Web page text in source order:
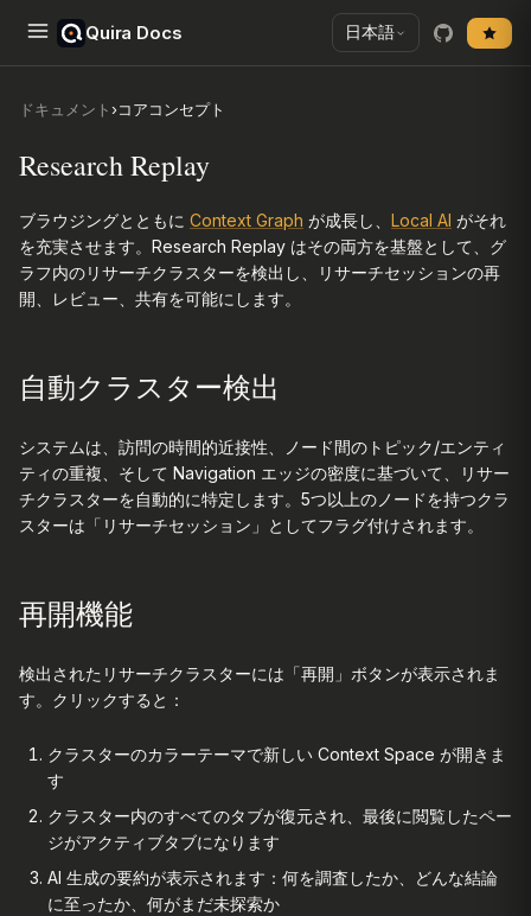
Quira Docs 日本語
ドキュメント›コアコンセプト
Research Replay
ブラウジングとともに Context Graph が成長し、 Local AI がそれ
を充実させます。Research Replay はその両方を基盤として、グ
ラフ内のリサーチクラスターを検出し、リサーチセッションの再
開、レビュー、共有を可能にします。
自動クラスター検出
システムは、訪問の時間的近接性、ノード間のトピック/エンティ
ティの重複、そして Navigation エッジの密度に基づいて、リサー
チクラスターを自動的に特定します。5つ以上のノードを持つクラ
スターは「リサーチセッション」としてフラグ付けされます。
再開機能
検出されたリサーチクラスターには「再開」ボタンが表示されま
す。クリックすると：
クラスターのカラーテーマで新しい Context Space が開きま
す
クラスター内のすべてのタブが復元され、最後に閲覧したペー
ジがアクティブタブになります
AI 生成の要約が表示されます：何を調査したか、どんな結論
に至ったか、何がまだ未探索か